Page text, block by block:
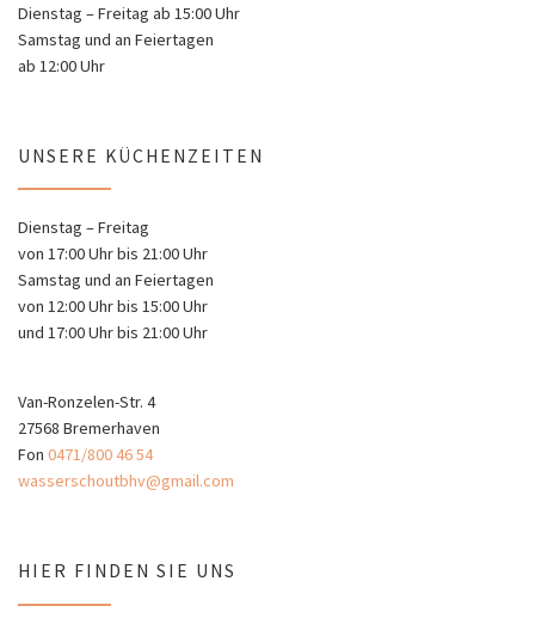
Dienstag – Freitag ab 15:00 Uhr
Samstag und an Feiertagen
ab 12:00 Uhr
UNSERE KÜCHENZEITEN
Dienstag – Freitag
von 17:00 Uhr bis 21:00 Uhr
Samstag und an Feiertagen
von 12:00 Uhr bis 15:00 Uhr
und 17:00 Uhr bis 21:00 Uhr
Van-Ronzelen-Str. 4
27568 Bremerhaven
Fon 0471/800 46 54
wasserschoutbhv@gmail.com
HIER FINDEN SIE UNS